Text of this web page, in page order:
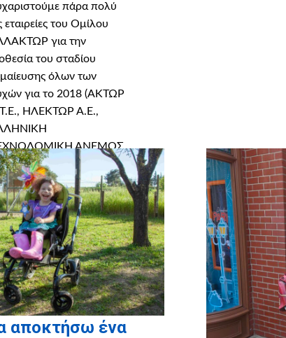
πάρα πολύ
εταιρείες του Ομίλου
για την
του σταδίου
όλων των
για το 2018 (ΑΚΤΩΡ
ΗΛΕΚΤΩΡ Α.Ε.,
ΑΝΕΜΟΣ
ΑΤΤΙΚΗ ΟΔΟΣ Α.Ε.,
ΔΙΑΔΡΟΜΕΣ Α.Ε.,
FACILITY
αποκτήσω ένα